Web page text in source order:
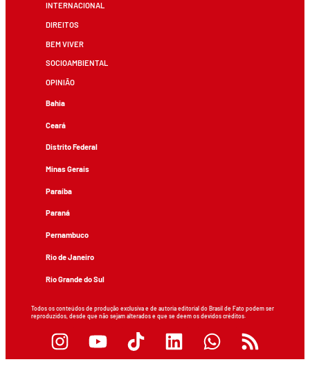
INTERNACIONAL
DIREITOS
BEM VIVER
SOCIOAMBIENTAL
OPINIÃO
Bahia
Ceará
Distrito Federal
Minas Gerais
Paraíba
Paraná
Pernambuco
Rio de Janeiro
Rio Grande do Sul
Todos os conteúdos de produção exclusiva e de autoria editorial do Brasil de Fato podem ser
reproduzidos, desde que não sejam alterados e que se deem os devidos créditos.